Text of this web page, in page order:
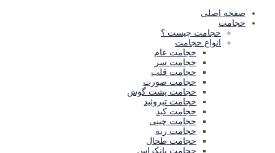
صفحه اصلی
حجامت
حجامت چيست ؟
انواع حجامت
حجامت عام
حجامت سر
حجامت قلب
حجامت صورت
حجامت پشت گوش
حجامت تیروئید
حجامت كبد
حجامت چینی
حجامت ريه
حجامت طحال
حجامت پانکراس